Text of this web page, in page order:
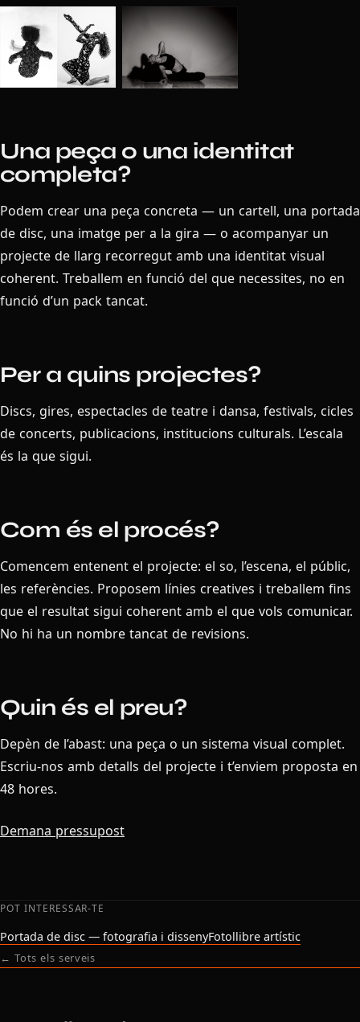
Una peça o una identitat
completa?
Podem crear una peça concreta — un cartell, una portada
de disc, una imatge per a la gira — o acompanyar un
projecte de llarg recorregut amb una identitat visual
coherent. Treballem en funció del que necessites, no en
funció d’un pack tancat.
Per a quins projectes?
Discs, gires, espectacles de teatre i dansa, festivals, cicles
de concerts, publicacions, institucions culturals. L’escala
és la que sigui.
Com és el procés?
Comencem entenent el projecte: el so, l’escena, el públic,
les referències. Proposem línies creatives i treballem fins
que el resultat sigui coherent amb el que vols comunicar.
No hi ha un nombre tancat de revisions.
Quin és el preu?
Depèn de l’abast: una peça o un sistema visual complet.
Escriu-nos amb detalls del projecte i t’enviem proposta en
48 hores.
Demana pressupost
POT INTERESSAR-TE
Portada de disc — fotografia i dissenyFotollibre artístic
← Tots els serveis